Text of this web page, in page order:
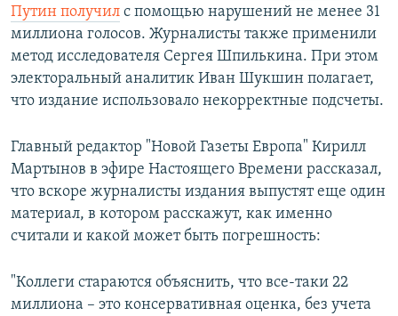
Путин получил с помощью нарушений не менее 31
миллиона голосов. Журналисты также применили
метод исследователя Сергея Шпилькина. При этом
электоральный аналитик Иван Шукшин полагает,
что издание использовало некорректные подсчеты.
Главный редактор "Новой Газеты Европа" Кирилл
Мартынов в эфире Настоящего Времени рассказал,
что вскоре журналисты издания выпустят еще один
материал, в котором расскажут, как именно
считали и какой может быть погрешность:
"Коллеги стараются объяснить, что все-таки 22
миллиона – это консервативная оценка, без учета